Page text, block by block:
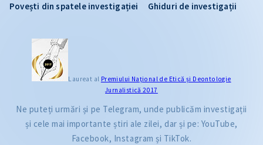
Povești din spatele investigației
Ghiduri de investigații
Laureat al Premiului Naţional de Etică și Deontologie
Jurnalistică 2017
Ne puteți urmări și pe Telegram, unde publicăm investigații
și cele mai importante știri ale zilei, dar și pe: YouTube,
Facebook, Instagram și TikTok.